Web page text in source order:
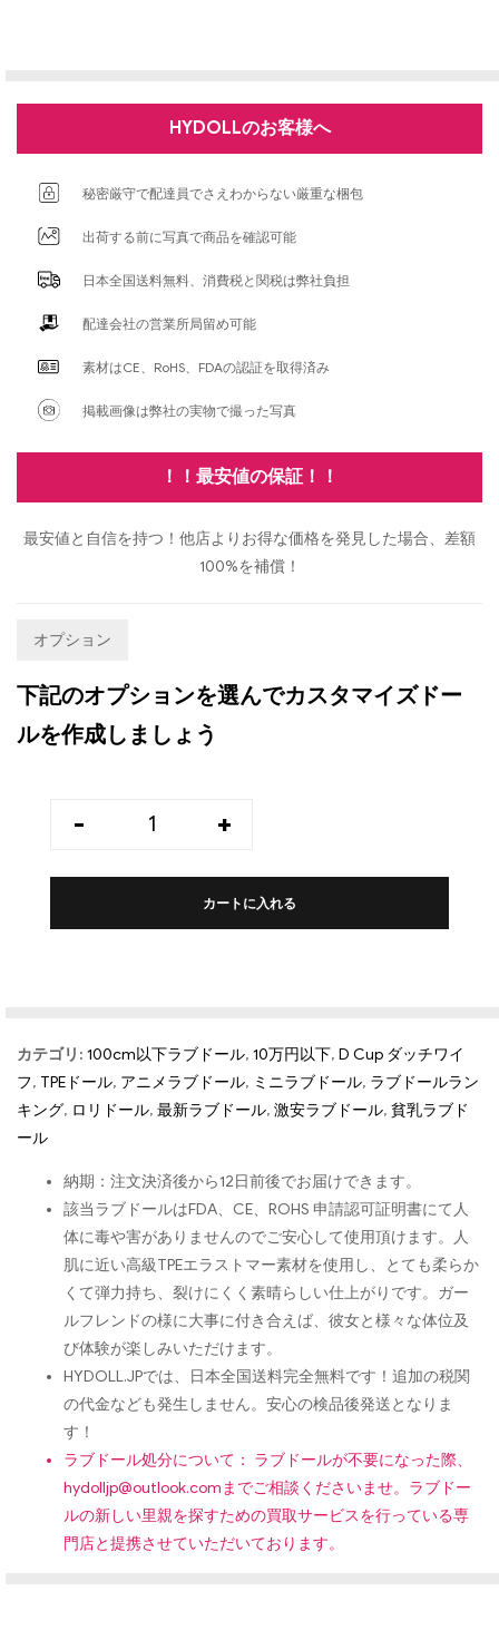
HYDOLLのお客様へ
秘密厳守で配達員でさえわからない厳重な梱包
出荷する前に写真で商品を確認可能
日本全国送料無料、消費税と関税は弊社負担
配達会社の営業所局留め可能
素材はCE、RoHS、FDAの認証を取得済み
掲載画像は弊社の実物で撮った写真
！！最安値の保証！！
最安値と自信を持つ！他店よりお得な価格を発見した場合、差額
100%を補償！
オプション
下記のオプションを選んでカスタマイズドー
ルを作成しましょう
- +
カートに入れる
カテゴリ: 100cm以下ラブドール, 10万円以下, D Cup ダッチワイ
フ, TPEドール, アニメラブドール, ミニラブドール, ラブドールラン
キング, ロリドール, 最新ラブドール, 激安ラブドール, 貧乳ラブド
ール
納期：注文決済後から12日前後でお届けできます。
該当ラブドールはFDA、CE、ROHS 申請認可証明書にて人
体に毒や害がありませんのでご安心して使用頂けます。人
肌に近い高級TPEエラストマー素材を使用し、とても柔らか
くて弾力持ち、裂けにくく素晴らしい仕上がりです。ガー
ルフレンドの様に大事に付き合えば、彼女と様々な体位及
び体験が楽しみいただけます。
HYDOLL.JPでは、日本全国送料完全無料です！追加の税関
の代金なども発生しません。安心の検品後発送となりま
す！
ラブドール処分について： ラブドールが不要になった際、
hydolljp@outlook.comまでご相談くださいませ。ラブドー
ルの新しい里親を探すための買取サービスを行っている専
門店と提携させていただいております。